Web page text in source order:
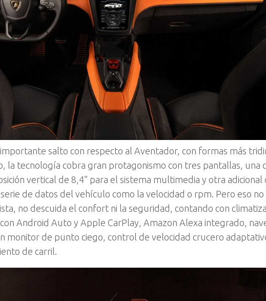
salto con respecto al Aventador, con formas más
la tecnología cobra gran protagonismo con tres pantallas, una
vertical de 8,4” para el sistema multimedia y otra adicional
de datos del vehículo como la velocidad o rpm. Pero eso
no descuida el confort ni la seguridad, contando con
Android Auto y Apple CarPlay, Amazon Alexa integrado,
monitor de punto ciego, control de velocidad crucero
de carril.